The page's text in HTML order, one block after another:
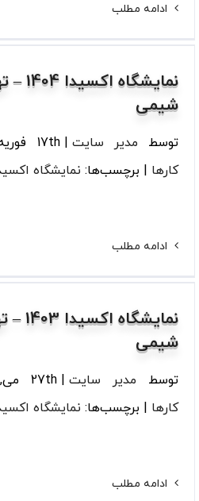
ادامه مطلب
شیمی
توسط مدیر سایت 17th فوریه, 2026
کارها
برچسب‌ها: نمایشگاه
ادامه مطلب
شیمی
توسط مدیر سایت 27th می, 2024
کارها
برچسب‌ها: نمایشگاه
ادامه مطلب